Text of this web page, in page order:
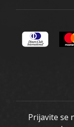
Prijavite se